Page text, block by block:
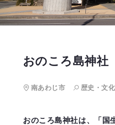
おのころ島神社
南あわじ市 歴史・文化
おのころ島神社は、「国